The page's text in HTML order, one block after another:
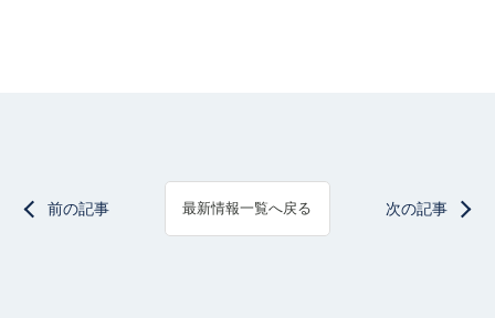
前の記事 最新情報一覧へ戻る 次の記事